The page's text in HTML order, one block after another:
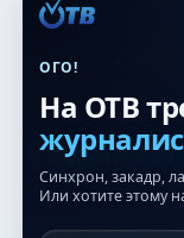
ОГО!
На ОТВ
Синхрон, закадр,
Или хотите этому